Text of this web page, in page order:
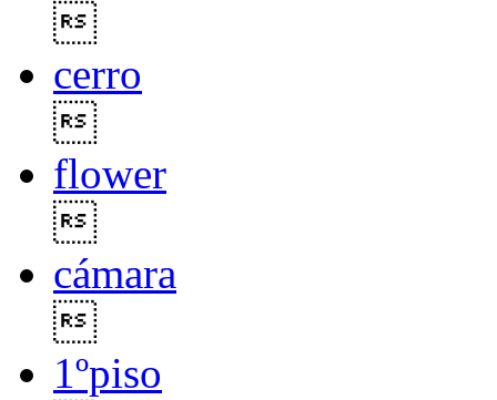
cerro
flower
cámara
1ºpiso